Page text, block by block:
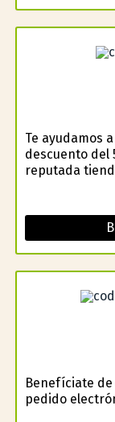
Te ayudamos
descuento del
reputada
Benefíciate
pedido